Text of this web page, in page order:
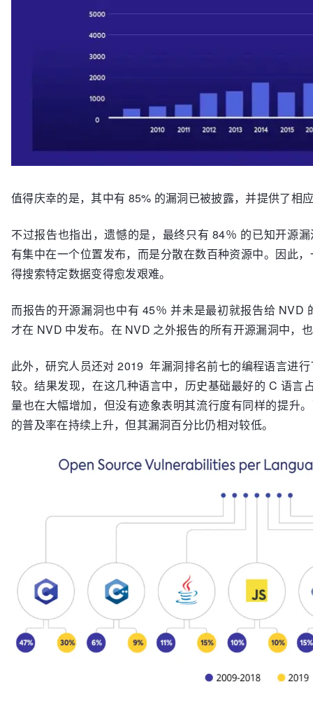
值得庆幸的是，其中有 85% 的漏洞已被披露，并提供了相
不过报告也指出，遗憾的是，最终只有 84％ 的已知开源
有集中在一个位置发布，而是分散在数百种资源中。因此
得搜索特定数据变得愈发艰难。
而报告的开源漏洞也中有 45％ 并未是最初就报告给 NVD
才在 NVD 中发布。在 NVD 之外报告的所有开源漏洞中，
此外，研究人员还对 2019 年漏洞排名前七的编程语言进
较。结果发现，在这几种语言中，历史基础最好的 C 语言
量也在大幅增加，但没有迹象表明其流行度有同样的提升
的普及率在持续上升，但其漏洞百分比仍相对较低。